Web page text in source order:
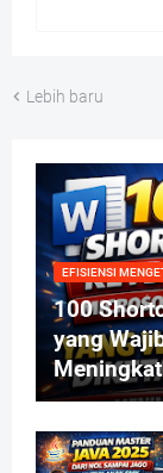
Lebih baru
EFISIENSI
100
yang